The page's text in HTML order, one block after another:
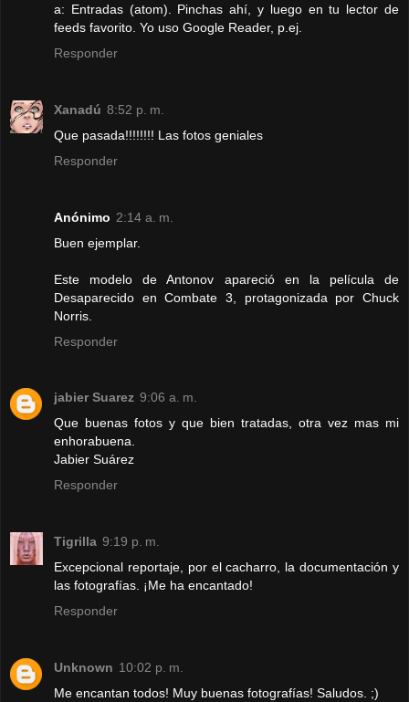
a: Entradas (atom). Pinchas ahí, y luego en tu lector de
feeds favorito. Yo uso Google Reader, p.ej.
Responder
Xanadú 8:52 p. m.
Que pasada!!!!!!!! Las fotos geniales
Responder
Anónimo 2:14 a. m.
Buen ejemplar.
Este modelo de Antonov apareció en la película de
Desaparecido en Combate 3, protagonizada por Chuck
Norris.
Responder
jabier Suarez 9:06 a. m.
Que buenas fotos y que bien tratadas, otra vez mas mi
enhorabuena.
Jabier Suárez
Responder
Tigrilla 9:19 p. m.
Excepcional reportaje, por el cacharro, la documentación y
las fotografías. ¡Me ha encantado!
Responder
Unknown 10:02 p. m.
Me encantan todos! Muy buenas fotografías! Saludos. ;)